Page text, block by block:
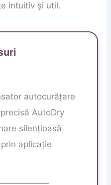
intuitiv și util.
autocurățare
AutoDry
silențioasă
aplicație